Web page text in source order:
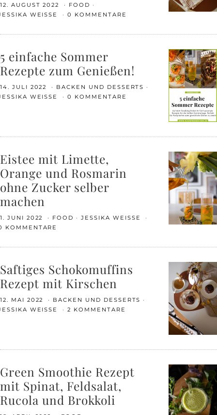
12. AUGUST 2022
FOOD
WEISSE
0 KOMMENTARE
5 einfache Sommer
Rezepte zum Genießen!
14. JULI 2022
BACKEN UND DESSERTS
WEISSE
0 KOMMENTARE
Eistee mit Limette,
Orange und Rosmarin
ohne Zucker selber
machen
1. JUNI 2022 FOOD
JESSIKA WEISSE
KOMMENTARE
Saftiges Schokomuffins
Rezept mit Kirschen
12. MAI 2022
BACKEN UND DESSERTS
WEISSE
2 KOMMENTARE
Green Smoothie Rezept
mit Spinat, Feldsalat,
Rucola und Brokkoli